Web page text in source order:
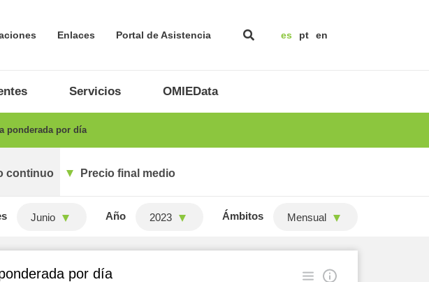
Enlaces Portal de Asistencia es pt en
Servicios OMIEData
ponderada por día
continuo Precio final medio
Junio Año 2023 Ámbitos Mensual
por día